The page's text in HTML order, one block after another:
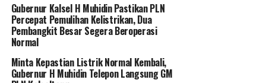
Gubernur Kalsel H Muhidin Pastikan PLN
Percepat Pemulihan Kelistrikan, Dua
Pembangkit Besar Segera Beroperasi
Normal
Minta Kepastian Listrik Normal Kembali,
Gubernur H Muhidin Telepon Langsung GM